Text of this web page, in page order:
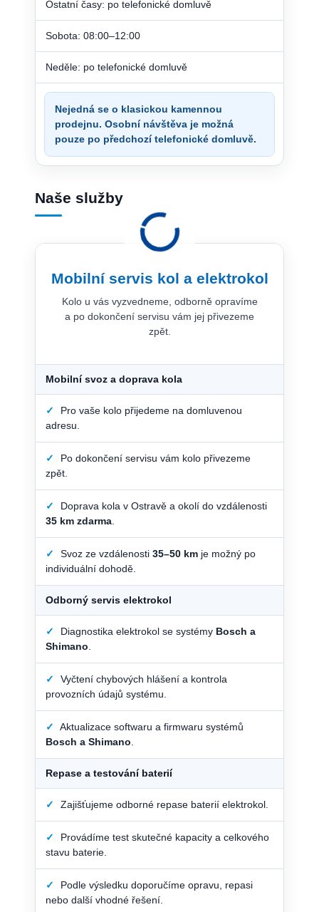
Ostatní časy: po telefonické domluvě
Sobota: 08:00–12:00
Neděle: po telefonické domluvě
Nejedná se o klasickou kamennou
prodejnu. Osobní návštěva je možná
pouze po předchozí telefonické domluvě.
Naše služby
Mobilní servis kol a elektrokol
Kolo u vás vyzvedneme, odborně opravíme
a po dokončení servisu vám jej přivezeme
zpět.
Mobilní svoz a doprava kola
✓
Pro vaše kolo přijedeme na domluvenou
adresu.
✓
Po dokončení servisu vám kolo přivezeme
zpět.
✓
Doprava kola v Ostravě a okolí do vzdálenosti
35 km zdarma.
✓ Svoz ze vzdálenosti 35–50 km je možný po
individuální dohodě.
Odborný servis elektrokol
✓ Diagnostika elektrokol se systémy Bosch a
Shimano.
✓
Vyčtení chybových hlášení a kontrola
provozních údajů systému.
✓
Aktualizace softwaru a firmwaru systémů
Bosch a Shimano.
Repase a testování baterií
✓ Zajišťujeme odborné repase baterií elektrokol.
✓
Provádíme test skutečné kapacity a celkového
stavu baterie.
✓
Podle výsledku doporučíme opravu, repasi
nebo další vhodné řešení.